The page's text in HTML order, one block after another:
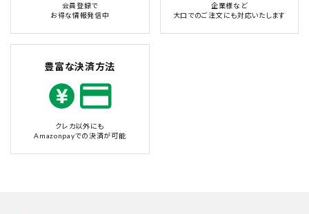
会員登録で
お得な情報発信中
企業様など
大口でのご注文にも対応いたします
豊富な決済方法
クレカ以外にも
Amazonpayでの決済が可能